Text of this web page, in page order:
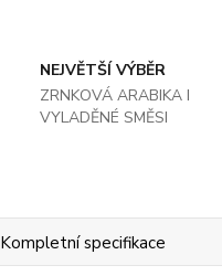
NEJVĚTŠÍ VÝBĚR
ZRNKOVÁ ARABIKA I
VYLADĚNÉ SMĚSI
Kompletní specifikace